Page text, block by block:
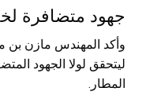
جهود متضافرة
وأكد المهندس مازن بن
ليتحقق لولا الجهود
المطار.